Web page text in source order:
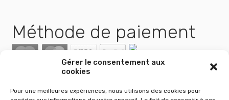
Gérer le consentement aux
cookies
Pour une meilleures expériences, nous utilisons des cookies pour
Méthode de paiement